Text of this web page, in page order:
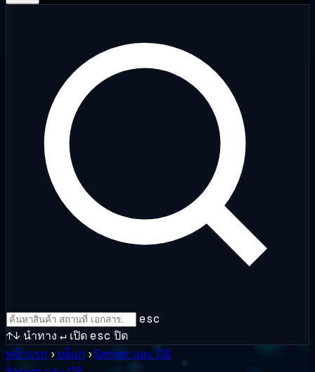
esc
↑↓ นำทาง ↵ เปิดesc ปิด
หน้าแรก ›บล็อก ›Server และ OS